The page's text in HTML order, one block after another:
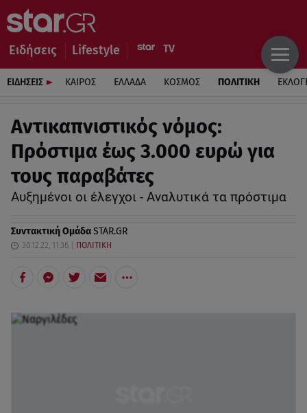
Ειδήσεις Lifestyle
ΕΙΔΗΣΕΙΣ ΚΑΙΡΟΣ ΕΛΛΑΔΑ ΚΟΣΜΟΣ ΠΟΛΙΤΙΚΗ
Αντικαπνιστικός νόμος:
Πρόστιμα έως 3.000 ευρώ για
τους παραβάτες
Αυξημένοι οι έλεγχοι - Αναλυτικά τα πρόστιμα
Συντακτική ΟμάδαSTAR.GR
30.12.22, 11:36 ΠΟΛΙΤΙΚΗ